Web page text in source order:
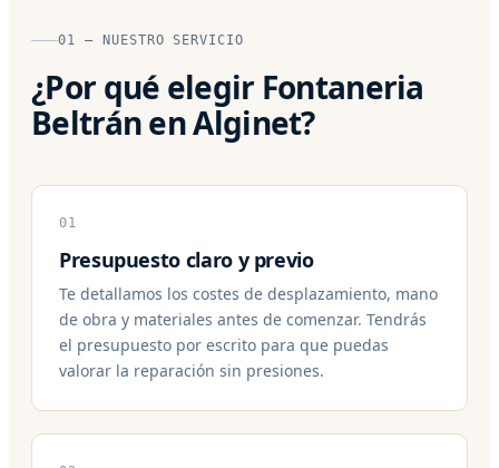
01 — NUESTRO SERVICIO
¿Por qué elegir Fontaneria
Beltrán en Alginet?
01
Presupuesto claro y previo
Te detallamos los costes de desplazamiento, mano
de obra y materiales antes de comenzar. Tendrás
el presupuesto por escrito para que puedas
valorar la reparación sin presiones.